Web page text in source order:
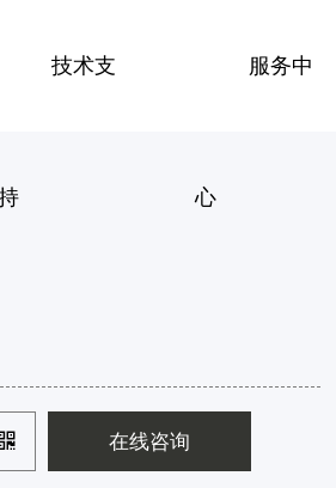
技术支 服务中
心
在线咨询